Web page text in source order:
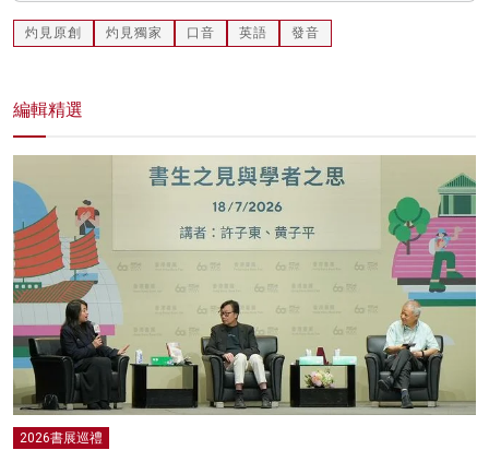
灼見原創 灼見獨家 口音 英語 發音
編輯精選
2026書展巡禮